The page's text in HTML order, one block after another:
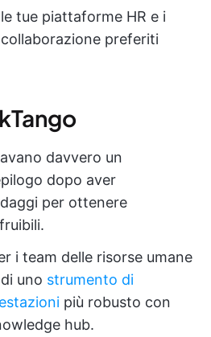
tue piattaforme HR e i
preferiti
davvero un
dopo aver
per ottenere
i team delle risorse umane
uno strumento di
più robusto con
hub.